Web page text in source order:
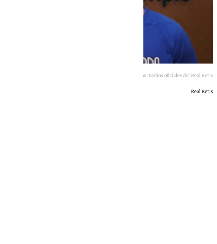
Facundo Bernal atiende a los medios oficiales del Real Betis
Real Betis